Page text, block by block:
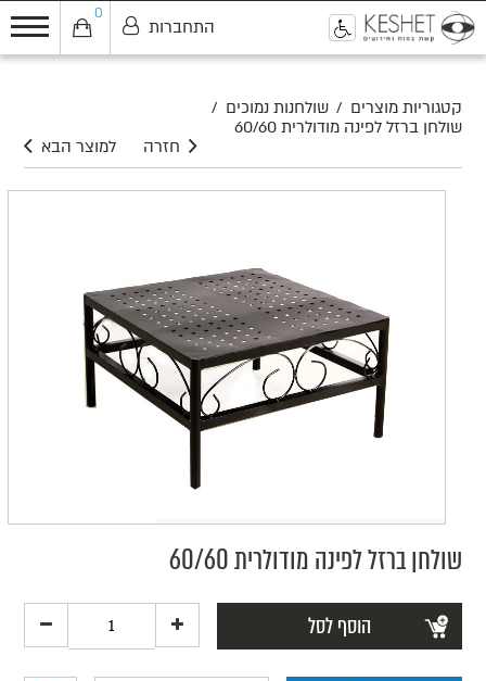
0
התחברות
קטגוריות מוצרים / שולחנות נמוכים /
שולחן ברזל לפינה מודולרית 60/60
למוצר הבא
חזרה
שולחן ברזל לפינה מודולרית 60/60
הוסף לסל